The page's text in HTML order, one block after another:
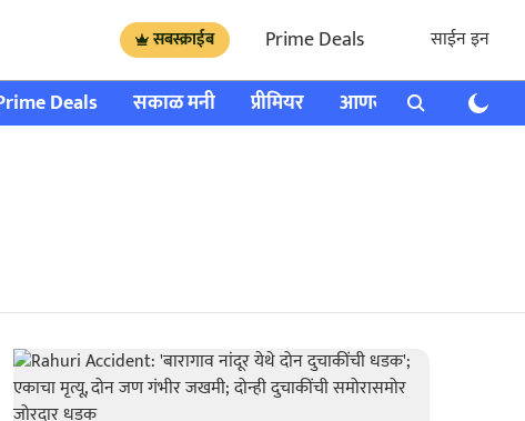
सबस्क्राईब Prime Deals साईन इन
Deals सकाळ मनी प्रीमियर आणखी राशी भविष्य